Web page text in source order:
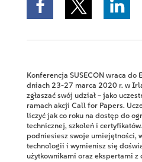
Konferencja SUSECON wraca do
dniach 23-27 marca 2020 r. w
zgłaszać swój udział – jako
ramach akcji Call for Papers.
liczyć jak co roku na dostęp do
technicznej, szkoleń i
podniesiesz swoje umiejętności,
technologii i wymienisz się
użytkownikami oraz ekspertami z